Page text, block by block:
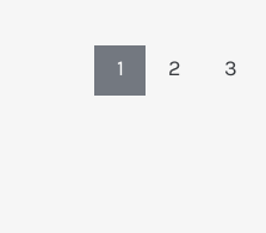
Alberto
1 2 3